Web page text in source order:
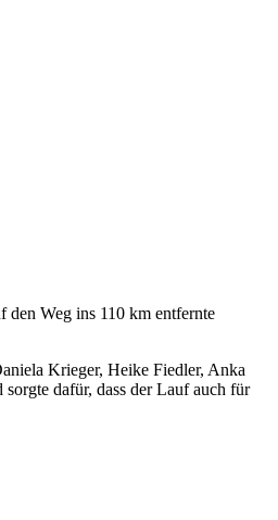
den Weg ins 110 km entfernte
Krieger, Heike Fiedler, Anka
dafür, dass der Lauf auch für